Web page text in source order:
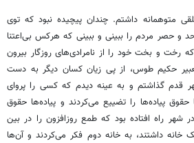
متوهمانه داشتم. چندان پیچیده نبود که توی
و حصر مردم را ببینی و ببینی که هرکس بی‌اعتنا
رخت و بخت خود را از نامرادی‌های روزگار بیرون
حکیم طوس، از پی زیان کسان دیگر به دست
قدم گذاشتم و به عینه دیدم که کسی را پروای
پیاده‌ها را تضییع می‌کردند و پیاده‌ها حقوق
شهر راه افتاده بود که طمع روزافزون را در بین
داشتند، به خانه دوم فکر می‌کردند و آن‌ها